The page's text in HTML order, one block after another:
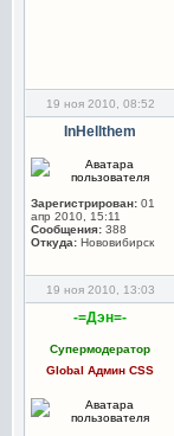
19 ноя 2010, 08:52
InHellthem
Зарегистрирован: 01
апр 2010, 15:11
Сообщения: 388
Откуда: Нововибирск
19 ноя 2010, 13:03
-=Дэн=-
Супермодератор
Global Админ CSS